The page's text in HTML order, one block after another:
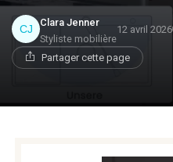
Clara Jenner
Styliste mobilière
12 avril 2026
Partager cette page